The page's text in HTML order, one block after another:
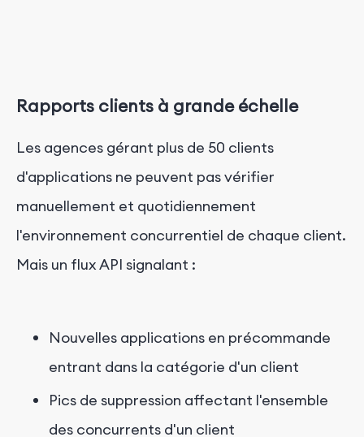
Rapports clients à grande échelle
Les agences gérant plus de 50 clients
d'applications ne peuvent pas vérifier
manuellement et quotidiennement
l'environnement concurrentiel de chaque client.
Mais un flux API signalant :
Nouvelles applications en précommande
entrant dans la catégorie d'un client
Pics de suppression affectant l'ensemble
des concurrents d'un client